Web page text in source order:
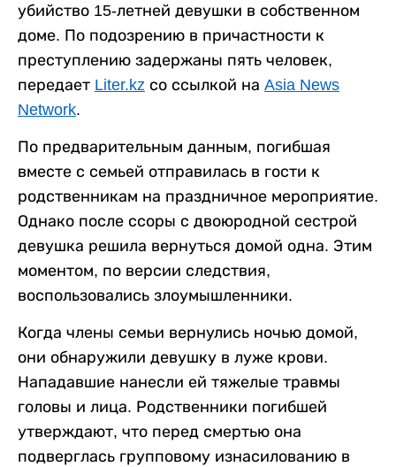
убийство 15-летней девушки в собственном
доме. По подозрению в причастности к
преступлению задержаны пять человек,
передает Liter.kz со ссылкой на Asia News
Network.
По предварительным данным, погибшая
вместе с семьей отправилась в гости к
родственникам на праздничное мероприятие.
Однако после ссоры с двоюродной сестрой
девушка решила вернуться домой одна. Этим
моментом, по версии следствия,
воспользовались злоумышленники.
Когда члены семьи вернулись ночью домой,
они обнаружили девушку в луже крови.
Нападавшие нанесли ей тяжелые травмы
головы и лица. Родственники погибшей
утверждают, что перед смертью она
подверглась групповому изнасилованию в